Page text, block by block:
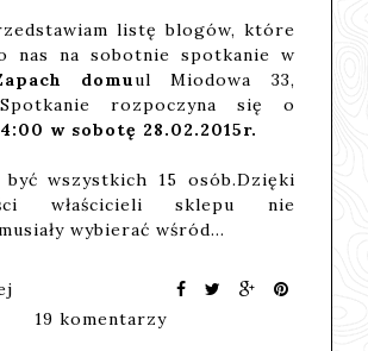
listę blogów, które
nas na sobotnie spotkanie w
domuul Miodowa 33,
rozpoczyna się o
w sobotę 28.02.2015r.
być wszystkich 15 osób.Dzięki
właścicieli sklepu nie
wybierać wśród…
19 komentarzy